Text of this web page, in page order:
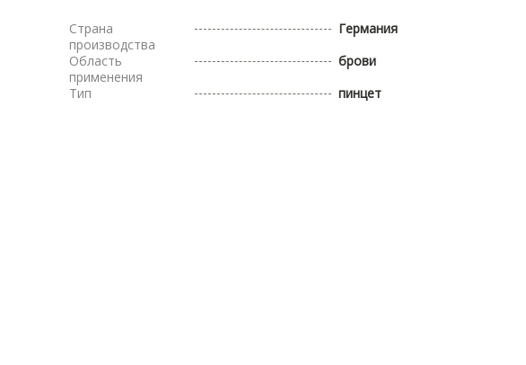
Страна
производства
Германия
Область
применения
брови
Тип
пинцет